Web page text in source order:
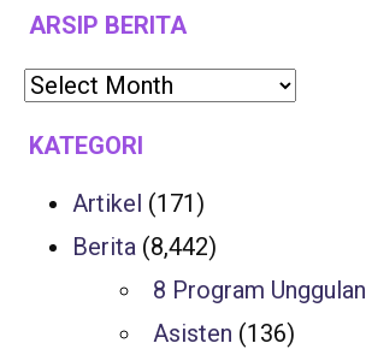
ARSIP BERITA
KATEGORI
Artikel (171)
Berita (8,442)
8 Program Unggulan
Asisten (136)